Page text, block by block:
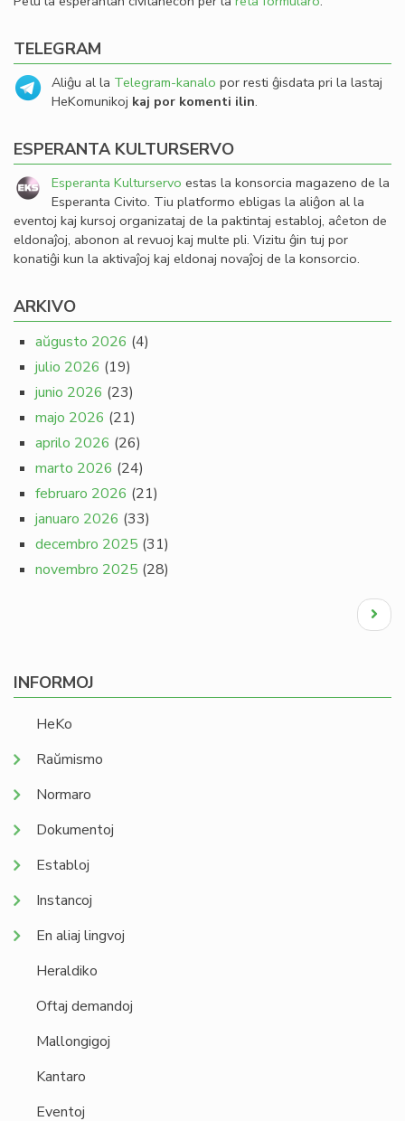
TELEGRAM
Aliĝu al la Telegram-kanalo por resti ĝisdata pri la lastaj
HeKomunikoj kaj por komenti ilin.
ESPERANTA KULTURSERVO
Esperanta Kulturservo estas la konsorcia magazeno de la
Esperanta Civito. Tiu platformo ebligas la aliĝon al la
eventoj kaj kursoj organizataj de la paktintaj establoj, aĉeton de
eldonaĵoj, abonon al revuoj kaj multe pli. Vizitu ĝin tuj por
konatiĝi kun la aktivaĵoj kaj eldonaj novaĵoj de la konsorcio.
ARKIVO
aŭgusto 2026 (4)
julio 2026 (19)
junio 2026 (23)
majo 2026 (21)
aprilo 2026 (26)
marto 2026 (24)
februaro 2026 (21)
januaro 2026 (33)
decembro 2025 (31)
novembro 2025 (28)
Next
page
INFORMOJ
HeKo
Raŭmismo
Normaro
Dokumentoj
Establoj
Instancoj
En aliaj lingvoj
Heraldiko
Oftaj demandoj
Mallongigoj
Kantaro
Eventoj